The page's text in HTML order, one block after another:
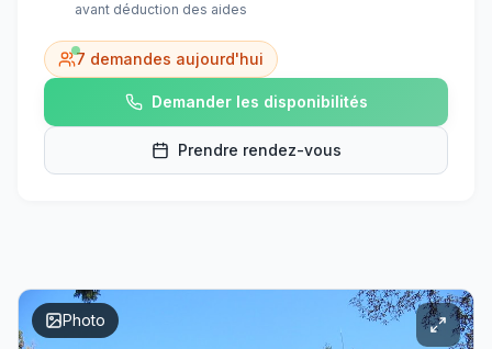
avant déduction des aides
7 demandes aujourd'hui
Demander les disponibilités
Prendre rendez-vous
Photo